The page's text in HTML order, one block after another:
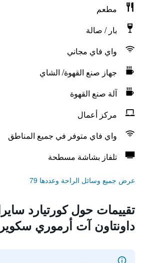
مطعم
بار / صالة
واي فاي مجاني
جهاز صنع القهوة/ الشاي
آلة صنع القهوة
مركز أعمال
واي فاي متوفر في جميع المناطق
تلفاز بشاشة مسطحة
عرض جميع وسائل الراحة وعددها 79
تقييمات حول كورتيارد
داونتاون آت أرموري سكوير